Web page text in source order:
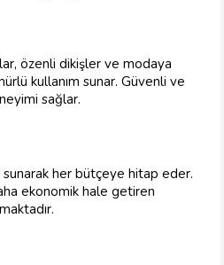
özenli dikişler ve modaya
kullanım sunar. Güvenli ve
sağlar.
her bütçeye hitap eder.
ekonomik hale getiren